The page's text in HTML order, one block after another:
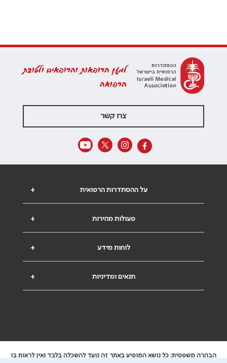
למען הרופאות והרופאים ולטובת
הרפואה
צרו קשר
+ על ההסתדרות הרפואית
+ פעולות מהירות
+ לוחות מידע
+ תנאים ומדיניות
הבהרה משפטית: כל נושא המופיע באתר זה נועד להשכלה בלבד ואין לראות בו